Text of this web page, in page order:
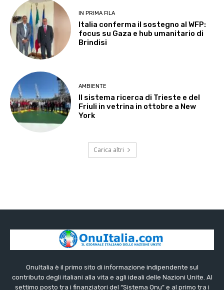
IN PRIMA FILA
Italia conferma il sostegno al WFP:
focus su Gaza e hub umanitario di
Brindisi
AMBIENTE
Il sistema ricerca di Trieste e del
Friuli in vetrina in ottobre a New
York
Carica altri
OnuItalia è il primo sito di informazione indipendente sul
contributo degli italiani alla vita e agli ideali delle Nazioni Unite. Al
settimo posto tra i finanziatori del “Sistema Onu” e al primo tra i